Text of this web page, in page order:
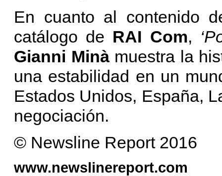
En cuanto al contenido
catálogo de RAI Com,
Gianni Minàmuestra la
una estabilidad en un
Estados Unidos, España,
negociación.
© Newsline Report 2016
www.newslinereport.com